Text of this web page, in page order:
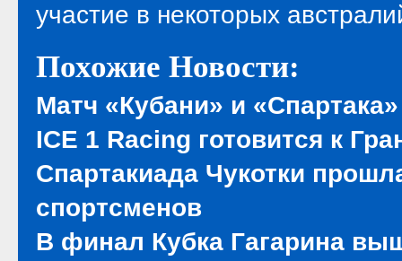
участие в некоторых
Похожие Новости:
Матч «Кубани» и
ICE 1 Racing готовится к
Спартакиада Чукотки
спортсменов
В финал Кубка Гагарина